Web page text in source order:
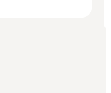
billede